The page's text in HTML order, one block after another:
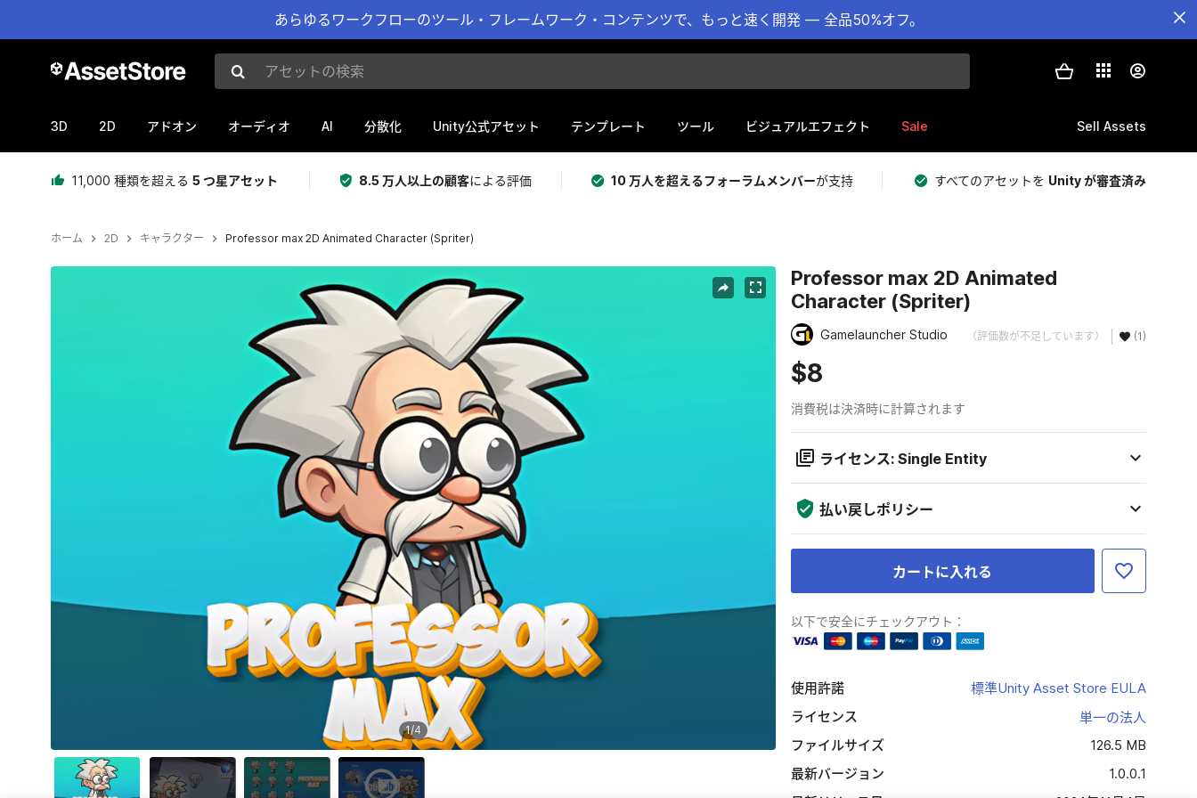
あらゆるワークフローのツール・フレームワーク・コンテンツで、もっと速く開発 — 全品50%オフ。
アセットの検索
3D 2D アドオン オーディオ AI 分散化 Unity公式アセット テンプレート ツール ビジュアルエフェクト Sale Sell Assets
11,000 種類を超える 5 つ星アセット 8.5 万人以上の顧客による評価 10 万人を超えるフォーラムメンバーが支持 すべてのアセットを Unity が審査済み
ホーム 2D キャラクター Professor max 2D Animated Character (Spriter)
1/4
Professor max 2D Animated
Character (Spriter)
Gamelauncher Studio （評価数が不足しています） (1)
$8
消費税は決済時に計算されます
ライセンス: Single Entity
払い戻しポリシー
カートに入れる
以下で安全にチェックアウト：
使用許諾
標準Unity Asset Store EULA
ライセンス
単一の法人
ファイルサイズ
126.5 MB
最新バージョン
1.0.0.1